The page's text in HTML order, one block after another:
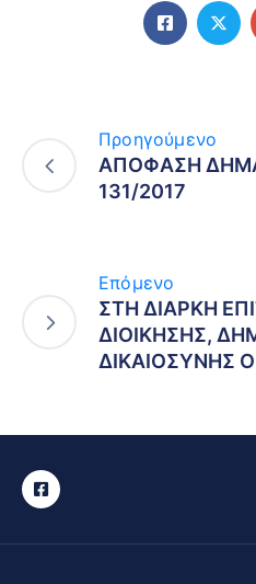
Προηγούμενο
ΑΠΟΦΑΣΗ
131/2017
Επόμενο
ΣΤΗ ΔΙΑΡΚΗ
ΔΙΟΙΚΗΣΗΣ,
ΔΙΚΑΙΟΣΥΝΗΣ